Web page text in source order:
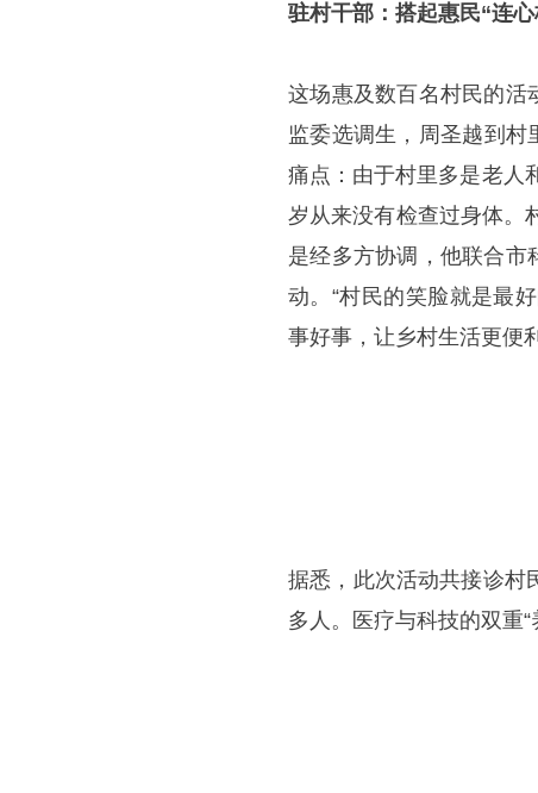
驻村干部：搭起惠民“连心
这场惠及数百名村民的活
监委选调生，周圣越到
痛点：由于村里多是老人
岁从来没有检查过身体。
是经多方协调，他联合市
动。“村民的笑脸就是最
事好事，让乡村生活更便
据悉，此次活动共接诊村
多人。医疗与科技的双重“